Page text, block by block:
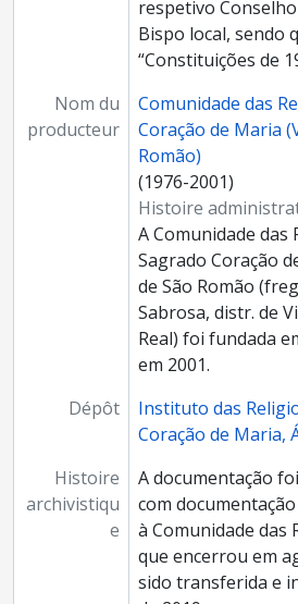
respetivo
Bispo local, sendo
“Constituições de
Nom du
producteur
Comunidade das
Coração de Maria
Romão)
(1976-2001)
Histoire
A Comunidade das
Sagrado Coração
de São Romão
Sabrosa, distr. de
Real) foi fundada
em 2001.
Dépôt
Instituto das
Coração de Maria,
Histoire
archivistiqu
e
A documentação
com
à Comunidade das
que encerrou em
sido transferida e